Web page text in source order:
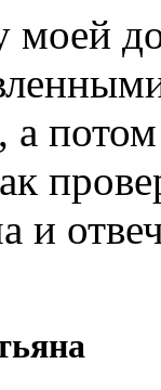
моей
а
и